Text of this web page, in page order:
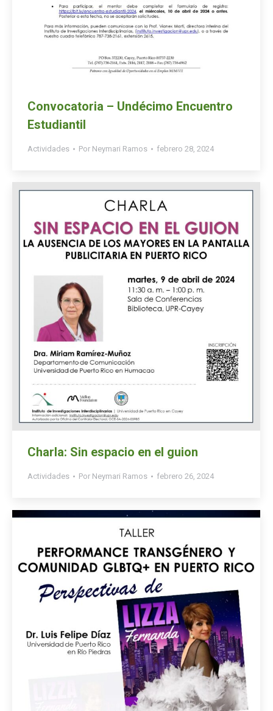
Convocatoria – Undécimo Encuentro
Estudiantil
Actividades Por Neymari Ramos febrero 28, 2024
Charla: Sin espacio en el guion
Actividades Por Neymari Ramos febrero 26, 2024